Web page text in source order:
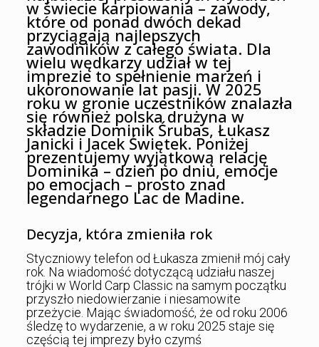
w świecie karpiowania – zawody,
które od ponad dwóch dekad
przyciągają najlepszych
zawodników z całego świata. Dla
wielu wędkarzy udział w tej
imprezie to spełnienie marzeń i
ukoronowanie lat pasji. W 2025
roku w gronie uczestników znalazła
się również polska drużyna w
składzie Dominik Śrubas, Łukasz
Janicki i Jacek Świętek. Poniżej
prezentujemy wyjątkową relację
Dominika – dzień po dniu, emocje
po emocjach – prosto znad
legendarnego Lac de Madine.
Decyzja, która zmieniła rok
Styczniowy telefon od Łukasza zmienił mój cały
rok. Na wiadomość dotyczącą udziału naszej
trójki w World Carp Classic na samym początku
przyszło niedowierzanie i niesamowite
przeżycie. Mając świadomość, że od roku 2006
śledzę to wydarzenie, a w roku 2025 staje się
częścią tej imprezy było czymś